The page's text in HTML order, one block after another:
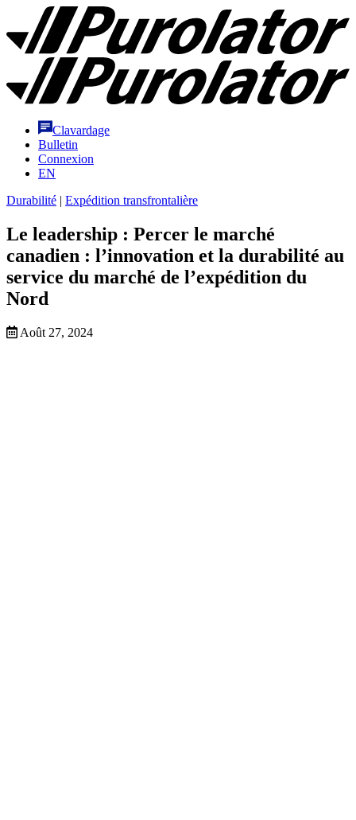
contenu
Purolator
Homepage
Clavardage
Bulletin
Connexion
EN
Durabilité | Expédition transfrontalière
Le leadership : Percer le marché
canadien : l’innovation et la durabilité au
service du marché de l’expédition du
Nord
Août 27, 2024